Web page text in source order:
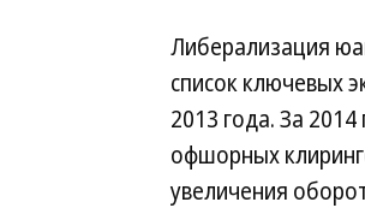
Либерализация
список ключевых
2013 года. За
офшорных
увеличения